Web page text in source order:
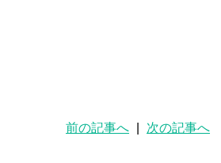
前の記事へ 次の記事へ